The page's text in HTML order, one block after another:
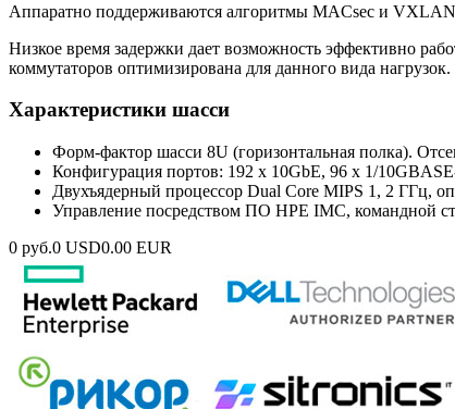
Аппаратно поддерживаются алгоритмы MACsec и
Низкое время задержки дает возможность эффективно
коммутаторов оптимизирована для данного вида нагрузок.
Характеристики шасси
Форм-фактор шасси 8U (горизонтальная полка).
Конфигурация портов: 192 х 10GbE, 96 х 1/
Двухъядерный процессор Dual Core MIPS 1, 2 ГГц,
Управление посредством ПО HPE IMC, командной
0 руб.0 USD0.00 EUR